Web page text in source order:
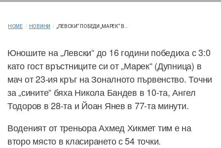
HOME / НОВИНИ / „ЛЕВСКИ“ ПОБЕДИ „МАРЕК“ В...
Юношите на „Левски“ до 16 години победиха с 3:0
като гост връстниците си от „Марек“ (Дупница) в
мач от 23-ия кръг на Зоналното първенство. Точни
за „сините“ бяха Никола Бандев в 10-та, Ангел
Тодоров в 28-та и Йоан Янев в 77-та минути.
Воденият от треньора Ахмед Хикмет тим е на
второ място в класирането с 54 точки.